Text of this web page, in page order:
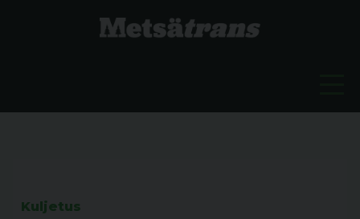
Kuljetus